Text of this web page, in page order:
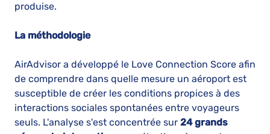
produise.
La méthodologie
AirAdvisor a développé le Love Connection Score afin
de comprendre dans quelle mesure un aéroport est
susceptible de créer les conditions propices à des
interactions sociales spontanées entre voyageurs
seuls. L'analyse s'est concentrée sur 24 grands